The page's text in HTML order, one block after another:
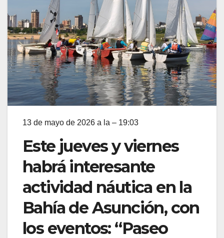
13 de mayo de 2026 a la – 19:03
Este jueves y viernes
habrá interesante
actividad náutica en la
Bahía de Asunción, con
los eventos: “Paseo